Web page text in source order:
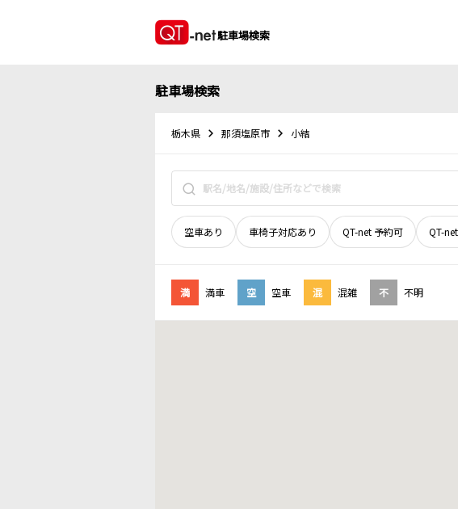
駐車場検索
駐車場検索
栃木県 那須塩原市 小結
空車あり 車椅子対応あり QT-net 予約可 QT-
満 満車 空 空車 混 混雑 不 不明